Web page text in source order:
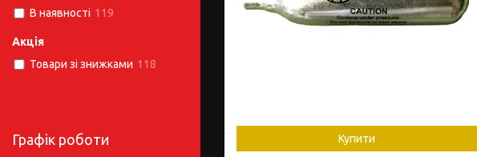
Купити
В наявності 119
Акція
Товари зі знижками 118
Графік роботи